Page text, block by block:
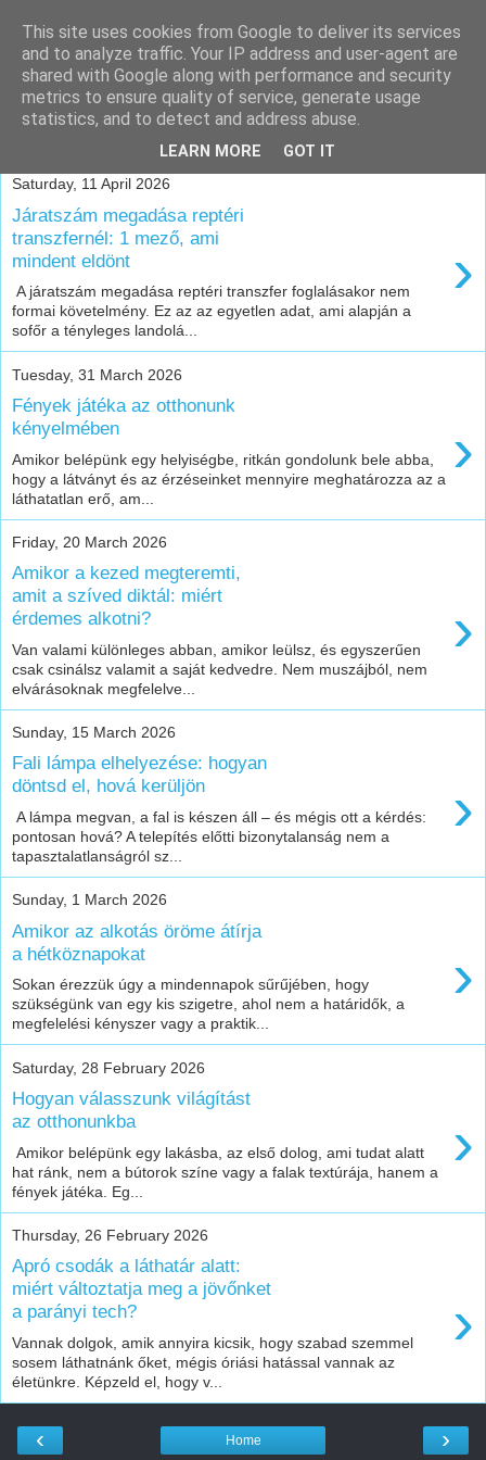
Klímaszerelés
panellakásba
Saturday, 11 April 2026
Járatszám megadása reptéri
transzfernél: 1 mező, ami
mindent eldönt
›
A járatszám megadása reptéri transzfer foglalásakor nem
formai követelmény. Ez az az egyetlen adat, ami alapján a
sofőr a tényleges landolá...
Tuesday, 31 March 2026
Fények játéka az otthonunk
kényelmében
›
Amikor belépünk egy helyiségbe, ritkán gondolunk bele abba,
hogy a látványt és az érzéseinket mennyire meghatározza az a
láthatatlan erő, am...
Friday, 20 March 2026
Amikor a kezed megteremti,
amit a szíved diktál: miért
érdemes alkotni?
›
Van valami különleges abban, amikor leülsz, és egyszerűen
csak csinálsz valamit a saját kedvedre. Nem muszájból, nem
elvárásoknak megfelelve...
Sunday, 15 March 2026
Fali lámpa elhelyezése: hogyan
döntsd el, hová kerüljön
›
A lámpa megvan, a fal is készen áll – és mégis ott a kérdés:
pontosan hová? A telepítés előtti bizonytalanság nem a
tapasztalatlanságról sz...
Sunday, 1 March 2026
Amikor az alkotás öröme átírja
a hétköznapokat
›
Sokan érezzük úgy a mindennapok sűrűjében, hogy
szükségünk van egy kis szigetre, ahol nem a határidők, a
megfelelési kényszer vagy a praktik...
Saturday, 28 February 2026
Hogyan válasszunk világítást
az otthonunkba
›
Amikor belépünk egy lakásba, az első dolog, ami tudat alatt
hat ránk, nem a bútorok színe vagy a falak textúrája, hanem a
fények játéka. Eg...
Thursday, 26 February 2026
Apró csodák a láthatár alatt:
miért változtatja meg a jövőnket
a parányi tech?
›
Vannak dolgok, amik annyira kicsik, hogy szabad szemmel
sosem láthatnánk őket, mégis óriási hatással vannak az
életünkre. Képzeld el, hogy v...
‹ ›
Home
This site uses cookies from Google to deliver its services
and to analyze traffic. Your IP address and user-agent are
shared with Google along with performance and security
metrics to ensure quality of service, generate usage
statistics, and to detect and address abuse.
LEARN MORE GOT IT